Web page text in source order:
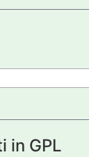
in GPL